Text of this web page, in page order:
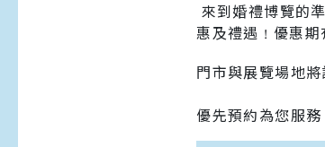
來到婚禮博覽的
惠及禮遇 ! 優惠期
門市與展覽場地
優先預約為您服務